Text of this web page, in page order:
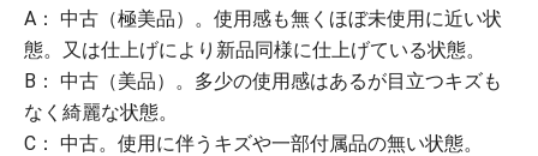
A： 中古（極美品）。使用感も無くほぼ未使用に近い状
態。又は仕上げにより新品同様に仕上げている状態。
B： 中古（美品）。多少の使用感はあるが目立つキズも
なく綺麗な状態。
C： 中古。使用に伴うキズや一部付属品の無い状態。